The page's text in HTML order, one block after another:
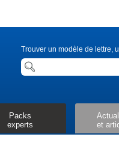
Trouver un modèle de lettre,
Packs
experts
et